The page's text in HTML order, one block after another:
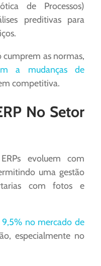
de Processos)
preditivas para
cumprem as normas,
a mudanças de
competitiva.
No Setor
evoluem com
uma gestão
com fotos e
no mercado de
especialmente no